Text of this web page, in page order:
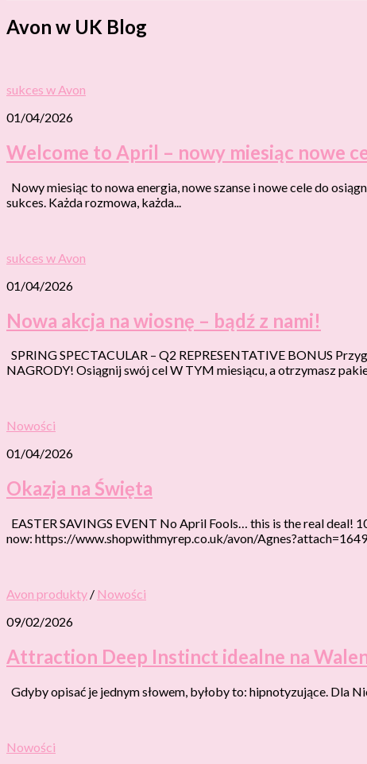
Avon w UK Blog
sukces w Avon
01/04/2026
Welcome to April – nowy miesiąc nowe
Nowy miesiąc to nowa energia, nowe szanse i nowe cele do
sukces. Każda rozmowa, każda...
sukces w Avon
01/04/2026
Nowa akcja na wiosnę – bądź z nami!
SPRING SPECTACULAR – Q2 REPRESENTATIVE BONUS
NAGRODY! Osiągnij swój cel W TYM miesiącu, a otrzymasz
Nowości
01/04/2026
Okazja na Święta
EASTER SAVINGS EVENT No April Fools… this is the real deal!
now: https://www.shopwithmyrep.co.uk/avon/
Avon produkty / Nowości
09/02/2026
Attraction Deep Instinct idealne na
Gdyby opisać je jednym słowem, byłoby to: hipnotyzujące. Dla
Nowości